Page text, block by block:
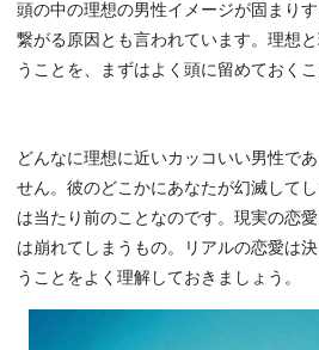
頭の中の理想の男性イメージが固まり
繋がる原因とも言われています。理想
うことを、まずはよく頭に留めておくこ
どんなに理想に近いカッコいい男性で
せん。彼のどこかにあなたが幻滅して
は当たり前のことなのです。現実の恋
は崩れてしまうもの。リアルの恋愛は
うことをよく理解しておきましょう。